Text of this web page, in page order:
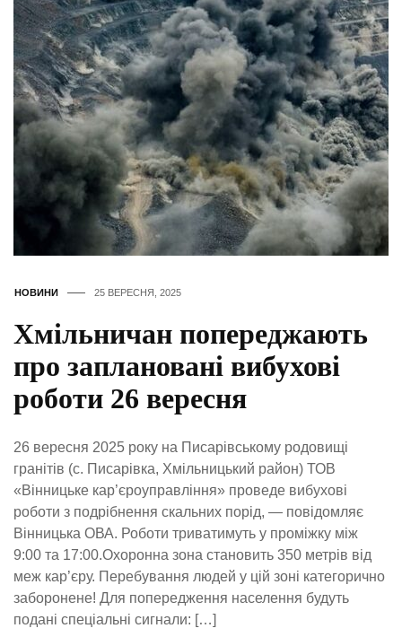
НОВИНИ 25 ВЕРЕСНЯ, 2025
Хмільничан попереджають
про заплановані вибухові
роботи 26 вересня
26 вересня 2025 року на Писарівському родовищі
гранітів (с. Писарівка, Хмільницький район) ТОВ
«Вінницьке кар’єроуправління» проведе вибухові
роботи з подрібнення скальних порід, — повідомляє
Вінницька ОВА. Роботи триватимуть у проміжку між
9:00 та 17:00.Охоронна зона становить 350 метрів від
меж кар’єру. Перебування людей у цій зоні категорично
заборонене! Для попередження населення будуть
подані спеціальні сигнали: […]